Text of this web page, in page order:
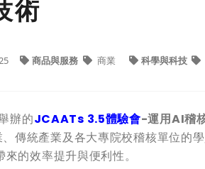
術
商品與服務 商業 科學與科技
辦的JCAATs 3.5體驗會-運用AI稽
傳統產業及各大專院校稽核單位的
的效率提升與便利性。